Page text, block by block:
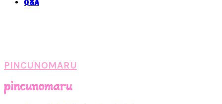
Q&A
PINCUNOMARU